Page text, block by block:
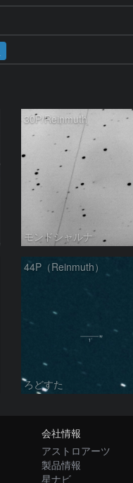
30P/Reinmuth
モンドシャルナ
44P（Reinmuth）
ろどすた
会社情報
アストロアーツ
製品情報
星ナビ